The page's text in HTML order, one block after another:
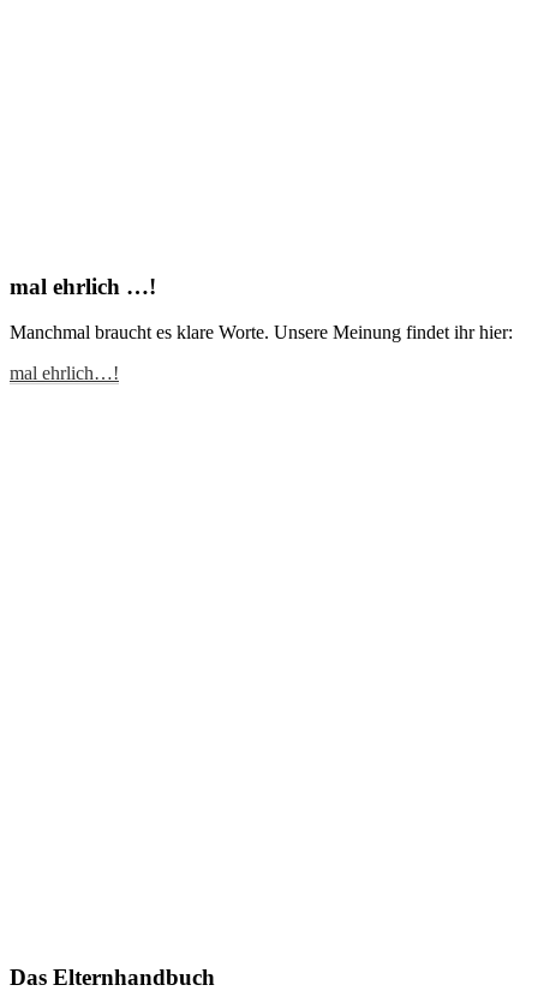
mal ehrlich …!
Manchmal braucht es klare Worte. Unsere Meinung findet ihr hier:
mal ehrlich…!
Das Elternhandbuch